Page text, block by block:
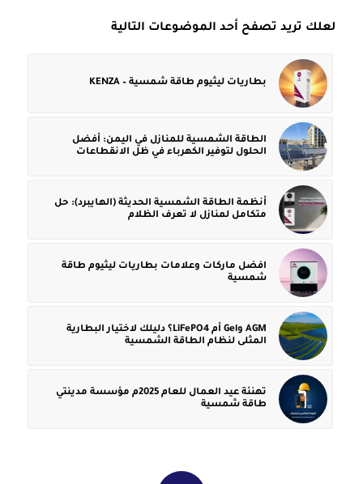
لعلك تريد تصفح أحد الموضوعات التالية
بطاريات ليثيوم طاقة شمسية – KENZA
الطاقة الشمسية للمنازل في اليمن: أفضل
الحلول لتوفير الكهرباء في ظل الانقطاعات
أنظمة الطاقة الشمسية الحديثة (الهايبرد): حل
متكامل لمنازل لا تعرف الظلام
افضل ماركات وعلامات بطاريات ليثيوم طاقة
شمسية
AGM وGel أم LiFePO4؟ دليلك لاختيار البطارية
المثلى لنظام الطاقة الشمسية
تهنئة عيد العمال للعام 2025م مؤسسة مدينتي
طاقة شمسية